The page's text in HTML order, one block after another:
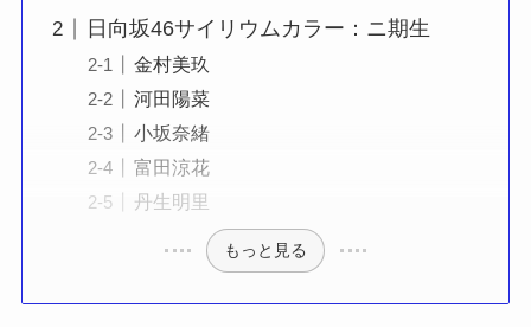
日向坂46サイリウムカラー：ニ期生
金村美玖
河田陽菜
小坂奈緒
富田涼花
丹生明里
もっと見る